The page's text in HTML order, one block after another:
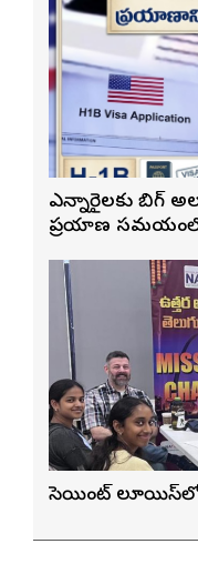
ఎన్నారైలకు బిగ్
ప్రయాణ సమయంలో
సెయింట్ లూయిస్‌లో